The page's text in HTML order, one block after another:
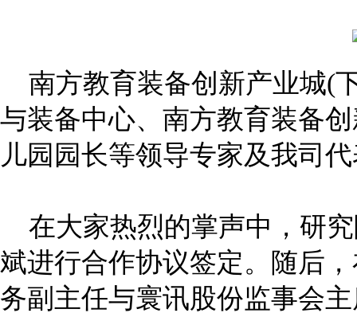
南方教育装备创新产业城(
与装备中心、南方教育装备
儿园园长等领导专家及我司
在大家热烈的掌声中，研
斌进行合作协议签定。随后
务副主任与寰讯股份监事会